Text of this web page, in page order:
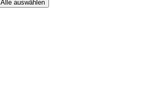
Alle auswählen